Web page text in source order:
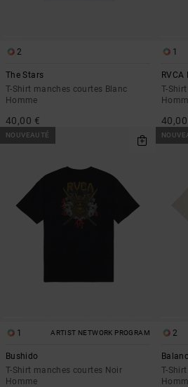
2
The Stars
T-Shirt manches courtes Blanc
Homme
40,00 €
1
RVCA
T-
NOUVEAUTÉ
1 ARTIST NETWORK PROGRAM
Bushido
T-Shirt manches courtes Noir
Homme
2
T-